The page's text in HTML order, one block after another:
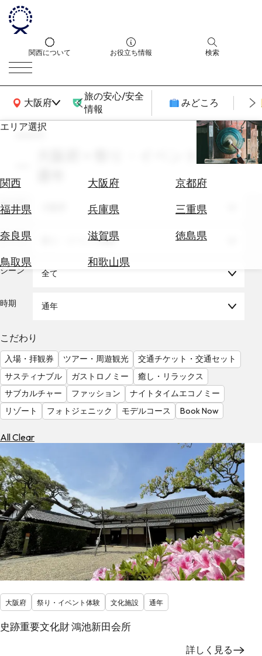
関西について お役立ち情報 検索
大阪府
関西広域MAP
旅の安心/安全
情報
みどころ
エリア選択
関西 大阪府
京都府
福井県
兵庫県
三重県
奈良県
滋賀県
徳島県
鳥取県
和歌山県
エ
券
テ
を
る
気
を
見
る
search
大阪府 × 祭り・イベント体験 ×
エリア
テーマ 祭り・イベント体験
シーン 全て
時期 通年
こだわり
入場・拝観券 ツアー・周遊観光
交通チケット・交通セット
サスティナブル
ガストロノミー
癒し・リラックス
サブカルチャー
ファッション
ナイトタイムエコノミー
リゾート
フォトジェニック モデルコース Book Now
All Clear
大阪府 祭り・イベント体験 文化施設 通年
史跡重要文化財 鴻池新田会所
詳しく見る